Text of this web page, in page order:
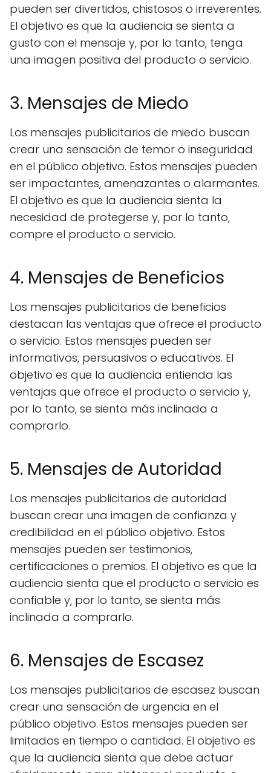
pueden ser divertidos, chistosos o irreverentes.
El objetivo es que la audiencia se sienta a
gusto con el mensaje y, por lo tanto, tenga
una imagen positiva del producto o servicio.
3. Mensajes de Miedo
Los mensajes publicitarios de miedo buscan
crear una sensación de temor o inseguridad
en el público objetivo. Estos mensajes pueden
ser impactantes, amenazantes o alarmantes.
El objetivo es que la audiencia sienta la
necesidad de protegerse y, por lo tanto,
compre el producto o servicio.
4. Mensajes de Beneficios
Los mensajes publicitarios de beneficios
destacan las ventajas que ofrece el producto
o servicio. Estos mensajes pueden ser
informativos, persuasivos o educativos. El
objetivo es que la audiencia entienda las
ventajas que ofrece el producto o servicio y,
por lo tanto, se sienta más inclinada a
comprarlo.
5. Mensajes de Autoridad
Los mensajes publicitarios de autoridad
buscan crear una imagen de confianza y
credibilidad en el público objetivo. Estos
mensajes pueden ser testimonios,
certificaciones o premios. El objetivo es que la
audiencia sienta que el producto o servicio es
confiable y, por lo tanto, se sienta más
inclinada a comprarlo.
6. Mensajes de Escasez
Los mensajes publicitarios de escasez buscan
crear una sensación de urgencia en el
público objetivo. Estos mensajes pueden ser
limitados en tiempo o cantidad. El objetivo es
que la audiencia sienta que debe actuar